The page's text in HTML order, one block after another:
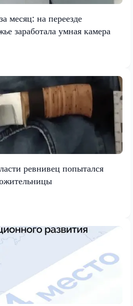
месяц: на переезде
заработала умная камера
ревнивец попытался